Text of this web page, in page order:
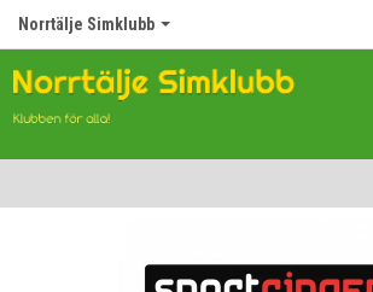
Norrtälje Simklubb